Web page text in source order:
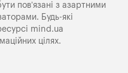
пов’язані з азартними
Будь-які
mind.ua
цілях.